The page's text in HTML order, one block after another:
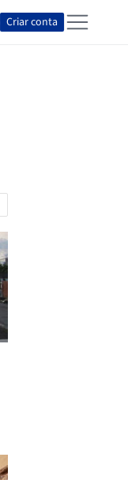
Criar conta